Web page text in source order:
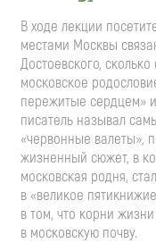
В ходе лекции
местами Москвы
Достоевского,
московское
пережитые сердцем»
писатель называл
«червонные валеты»,
жизненный сюжет, в
московская родня,
в «великое
в том, что корни
в московскую почву.